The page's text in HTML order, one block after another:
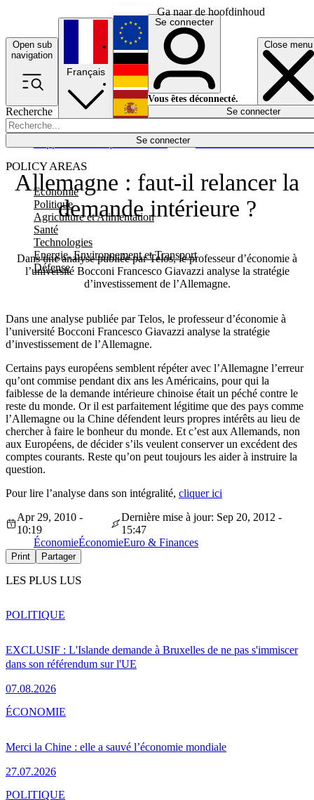
Ga naar de hoofdinhoud
Open sub
navigation
Close menu
Recherche
Se connecter
POLICY AREAS
Economie
Politique
Agriculture et Alimentation
Santé
Technologies
Energie, Environnement et Transport
Défense
Économie
Français
English
Deutsch
Español
Se connecter
Vous êtes déconnecté.
Se connecter
Allemagne : faut-il relancer la
demande intérieure ?
Dans une analyse publiée par Telos, le professeur d’économie à
l’université Bocconi Francesco Giavazzi analyse la stratégie
d’investissement de l’Allemagne.
Dans une analyse publiée par Telos, le professeur d’économie à
l’université Bocconi Francesco Giavazzi analyse la stratégie
d’investissement de l’Allemagne.
Certains pays européens semblent répéter avec l’Allemagne l’erreur
qu’ont commise pendant dix ans les Américains, pour qui la
faiblesse de la demande intérieure chinoise était un péché contre le
reste du monde. Or il est parfaitement légitime que des pays comme
l’Allemagne ou la Chine défendent leurs propres intérêts au lieu de
chercher à faire le bonheur du monde. Et c’est aux Allemands, non
aux Européens, de décider s’ils veulent conserver un excédent des
comptes courants. Reste qu’on peut toujours les aider à instruire la
question.
Pour lire l’analyse dans son intégralité, cliquer ici
Apr 29, 2010 -
10:19
Dernière mise à jour: Sep 20, 2012 -
15:47
ÉconomieÉconomieEuro & Finances
Print Partager
LES PLUS LUS
EXCLUSIF : L'Islande demande à Bruxelles de ne pas s'immiscer
dans son référendum sur l'UE
07.08.2026
POLITIQUE
Merci la Chine : elle a sauvé l’économie mondiale
27.07.2026
ÉCONOMIE
POLITIQUE